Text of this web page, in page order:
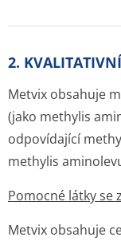
2.
Metvix obsahuje
(jako methylis
odpovídající
methylis
Pomocné látky se
Metvix obsahuje